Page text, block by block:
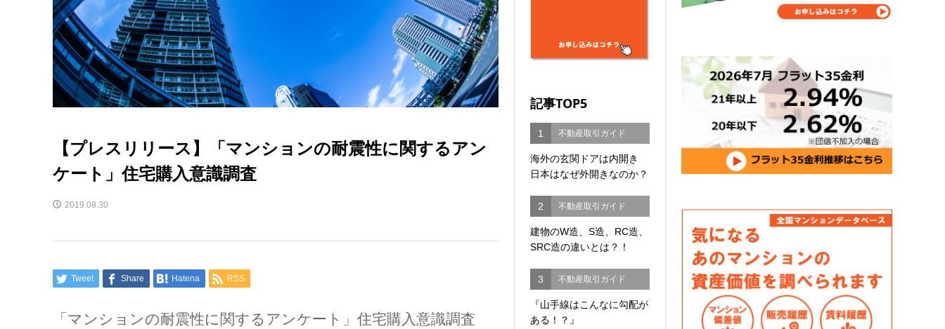
【プレスリリース】「マンションの耐震性に関するアン
ケート」住宅購入意識調査
2019.08.30
Tweet Share Hatena RSS
「マンションの耐震性に関するアンケート」住宅購入意識調査
記事TOP5
1 不動産取引ガイド
海外の玄関ドアは内開き
日本はなぜ外開きなのか？
2 不動産取引ガイド
建物のW造、S造、RC造、
SRC造の違いとは？！
3 不動産取引ガイド
『山手線はこんなに勾配が
ある！？』